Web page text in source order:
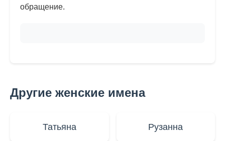
обращение.
Другие женские имена
Татьяна Рузанна